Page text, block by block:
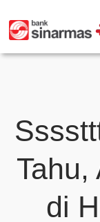
Tahu,
di